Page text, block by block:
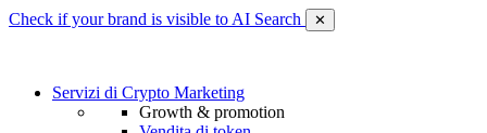
Check if your brand is visible to AI Search ✕
Servizi di Crypto Marketing
Growth & promotion